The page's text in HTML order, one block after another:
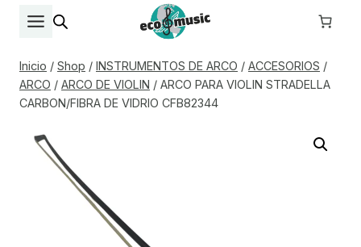
Inicio / Shop / INSTRUMENTOS DE ARCO / ACCESORIOS /
ARCO / ARCO DE VIOLIN / ARCO PARA VIOLIN STRADELLA
CARBON/FIBRA DE VIDRIO CFB82344